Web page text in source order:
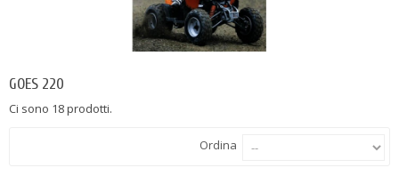
GOES 220
Ci sono 18 prodotti.
Ordina